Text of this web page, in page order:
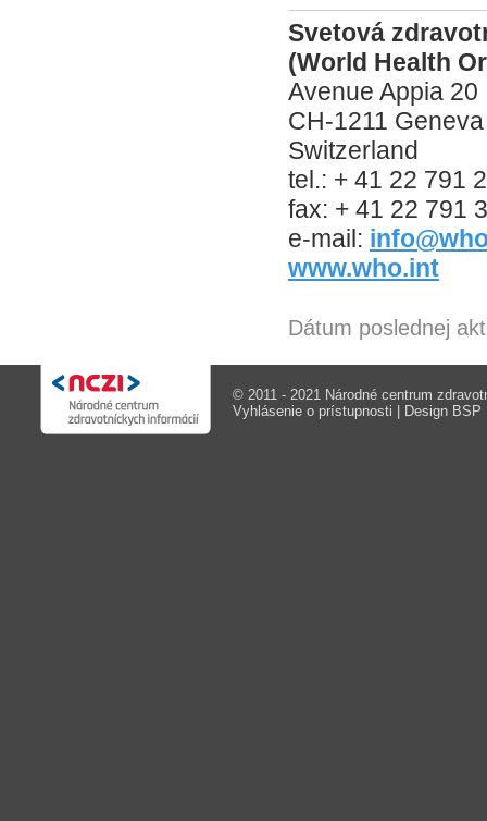
Svetová
(World Health
Avenue Appia 20
CH-1211 Geneva
Switzerland
tel.: + 41 22 791
fax: + 41 22 791
e-mail:
www.who.int
Dátum poslednej
© 2011 - 2021 Národné centrum
Vyhlásenie o prístupnosti | Design BSP